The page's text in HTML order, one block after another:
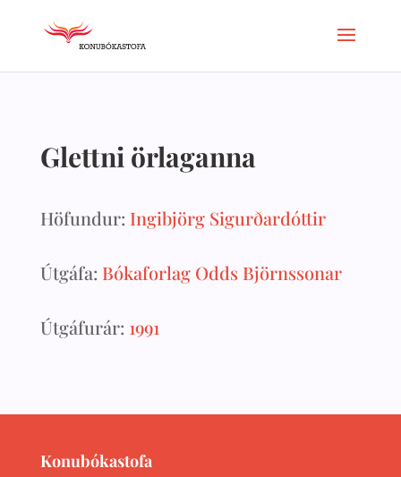
Glettni örlaganna
Höfundur: Ingibjörg Sigurðardóttir
Útgáfa: Bókaforlag Odds Björnssonar
Útgáfurár: 1991
Konubókastofa